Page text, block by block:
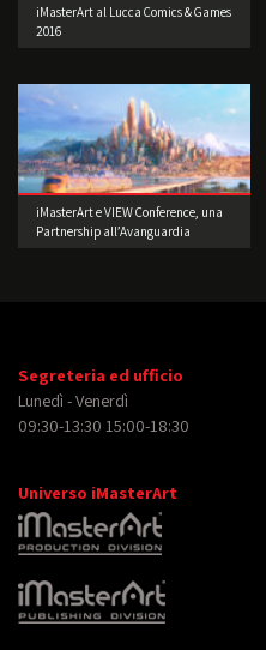
iMasterArt al Lucca Comics & Games
2016
iMasterArt e VIEW Conference, una
Partnership all’Avanguardia
Segreteria ed ufficio
Lunedì - Venerdì
09:30-13:30 15:00-18:30
Universo iMasterArt